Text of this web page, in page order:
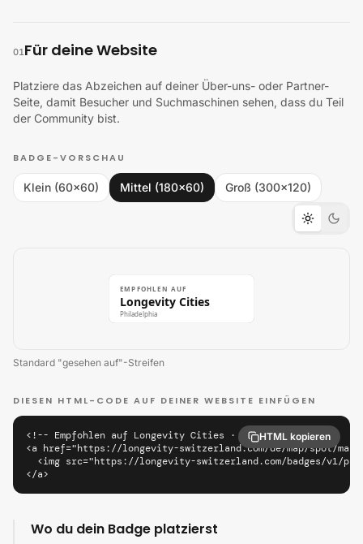
01Für deine Website
Platziere das Abzeichen auf deiner Über-uns- oder Partner-
Seite, damit Besucher und Suchmaschinen sehen, dass du Teil
der Community bist.
BADGE-VORSCHAU
Klein (60×60) Mittel (180×60) Groß (300×120)
EMPFOHLEN AUF
Longevity Cities
Philadelphia
Standard "gesehen auf"-Streifen
DIESEN HTML-CODE AUF DEINER WEBSITE EINFÜGEN
<!-- Empfohlen auf Longevity Cities · Philadelphia -->
<a href="https://longevity-switzerland.com/de/map/spot/
<img src="https://longevity-switzerland.com/badges/v1/
</a>
HTML kopieren
Wo du dein Badge platzierst